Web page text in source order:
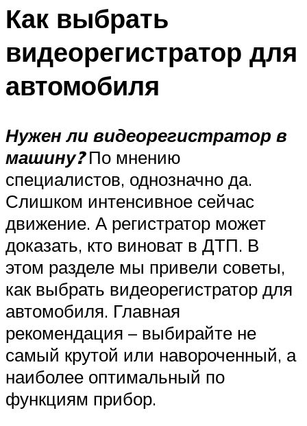
Как выбрать
видеорегистратор для
автомобиля
Нужен ли видеорегистратор в
машину?По мнению
специалистов, однозначно да.
Слишком интенсивное сейчас
движение. А регистратор может
доказать, кто виноват в ДТП. В
этом разделе мы привели советы,
как выбрать видеорегистратор для
автомобиля. Главная
рекомендация – выбирайте не
самый крутой или навороченный, а
наиболее оптимальный по
функциям прибор.